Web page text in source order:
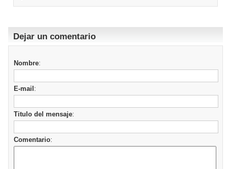
Dejar un comentario
Nombre:
E-mail :
Titulo del mensaje:
Comentario: